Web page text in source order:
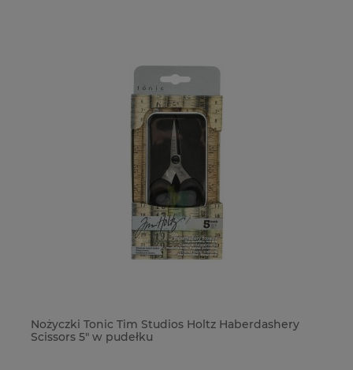
Nożyczki Tonic Tim Studios Holtz Haberdashery
Scissors 5" w pudełku